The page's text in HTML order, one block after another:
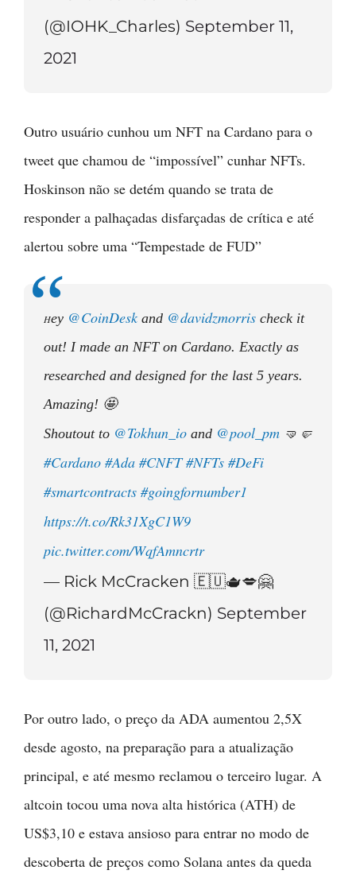
(@IOHK_Charles) September 11,
2021
Outro usuário cunhou um NFT na Cardano para o
tweet que chamou de “impossível” cunhar NFTs.
Hoskinson não se detém quando se trata de
responder a palhaçadas disfarçadas de crítica e até
alertou sobre uma “Tempestade de FUD”
Hey @CoinDesk and @davidzmorris check it
out! I made an NFT on Cardano. Exactly as
researched and designed for the last 5 years.
Amazing! 🤩
Shoutout to @Tokhun_io and @pool_pm 🤜🤛
#Cardano #Ada #CNFT #NFTs #DeFi
#smartcontracts #goingfornumber1
https://t.co/Rk31XgC1W9
pic.twitter.com/WqfAmncrtr
— Rick McCracken 🇪🇺🫖💋🤗
(@RichardMcCrackn) September
11, 2021
Por outro lado, o preço da ADA aumentou 2,5X
desde agosto, na preparação para a atualização
principal, e até mesmo reclamou o terceiro lugar. A
altcoin tocou uma nova alta histórica (ATH) de
US$3,10 e estava ansioso para entrar no modo de
descoberta de preços como Solana antes da queda